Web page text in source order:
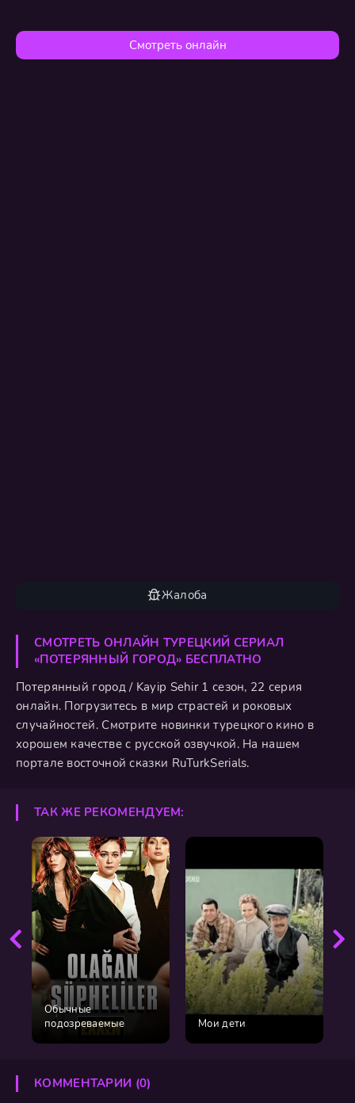
Смотреть онлайн
Жалоба
СМОТРЕТЬ ОНЛАЙН ТУРЕЦКИЙ СЕРИАЛ
«ПОТЕРЯННЫЙ ГОРОД» БЕСПЛАТНО
Потерянный город / Kayip Sehir 1 сезон, 22 серия
онлайн. Погрузитесь в мир страстей и роковых
случайностей. Смотрите новинки турецкого кино в
хорошем качестве с русской озвучкой. На нашем
портале восточной сказки RuTurkSerials.
ТАК ЖЕ РЕКОМЕНДУЕМ:
Обычные
подозреваемые
Мои дети
КОММЕНТАРИИ (0)